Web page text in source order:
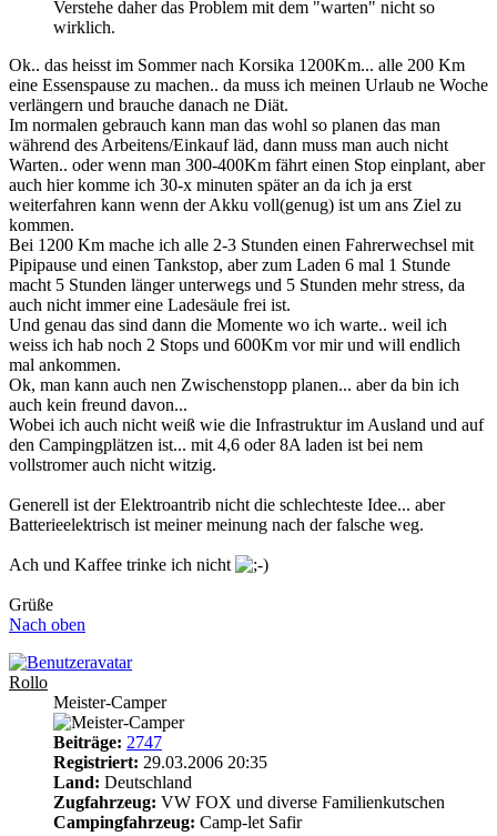
Verstehe daher das Problem mit dem "warten" nicht so
wirklich.
Ok.. das heisst im Sommer nach Korsika 1200Km... alle 200 Km
eine Essenspause zu machen.. da muss ich meinen Urlaub ne Woche
verlängern und brauche danach ne Diät.
Im normalen gebrauch kann man das wohl so planen das man
während des Arbeitens/Einkauf läd, dann muss man auch nicht
Warten.. oder wenn man 300-400Km fährt einen Stop einplant, aber
auch hier komme ich 30-x minuten später an da ich ja erst
weiterfahren kann wenn der Akku voll(genug) ist um ans Ziel zu
kommen.
Bei 1200 Km mache ich alle 2-3 Stunden einen Fahrerwechsel mit
Pipipause und einen Tankstop, aber zum Laden 6 mal 1 Stunde
macht 5 Stunden länger unterwegs und 5 Stunden mehr stress, da
auch nicht immer eine Ladesäule frei ist.
Und genau das sind dann die Momente wo ich warte.. weil ich
weiss ich hab noch 2 Stops und 600Km vor mir und will endlich
mal ankommen.
Ok, man kann auch nen Zwischenstopp planen... aber da bin ich
auch kein freund davon...
Wobei ich auch nicht weiß wie die Infrastruktur im Ausland und auf
den Campingplätzen ist... mit 4,6 oder 8A laden ist bei nem
vollstromer auch nicht witzig.
Generell ist der Elektroantrib nicht die schlechteste Idee... aber
Batterieelektrisch ist meiner meinung nach der falsche weg.
Ach und Kaffee trinke ich nicht
Grüße
Nach oben
Rollo
Meister-Camper
Beiträge: 2747
Registriert: 29.03.2006 20:35
Land: Deutschland
Zugfahrzeug: VW FOX und diverse Familienkutschen
Campingfahrzeug: Camp-let Safir